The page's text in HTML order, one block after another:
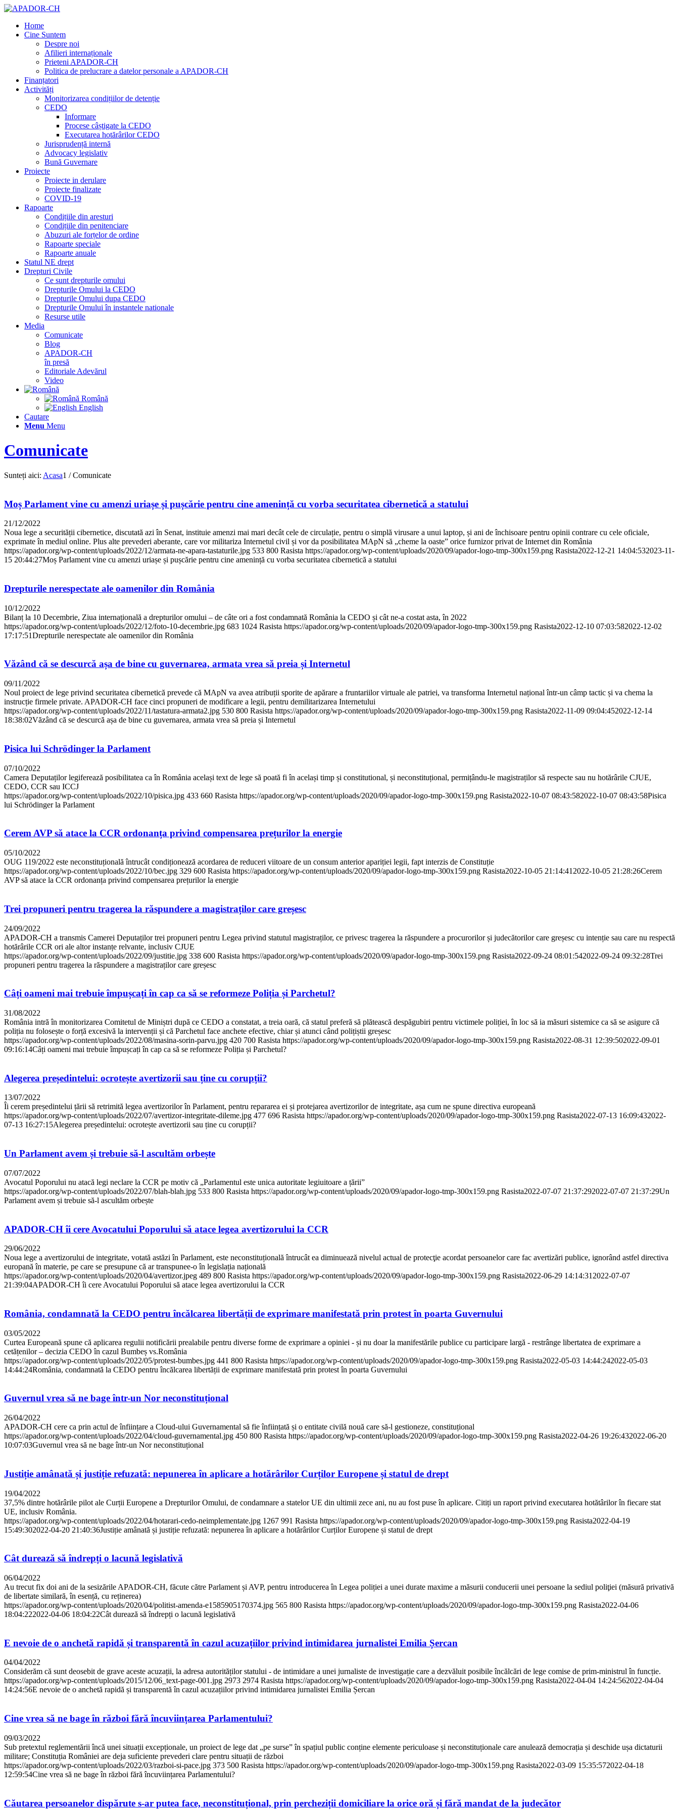
Home
Cine Suntem
Despre noi
Afilieri internaționale
Prieteni APADOR-CH
Politica de prelucrare a datelor personale a APADOR-CH
Finanțatori
Activități
Monitorizarea condițiilor de detenție
CEDO
Informare
Procese câștigate la CEDO
Executarea hotărârilor CEDO
Jurisprudență internă
Advocacy legislativ
Bună Guvernare
Proiecte
Proiecte in derulare
Proiecte finalizate
COVID-19
Rapoarte
Condițiile din aresturi
Condițiile din penitenciare
Abuzuri ale forțelor de ordine
Rapoarte speciale
Rapoarte anuale
Statul NE drept
Drepturi Civile
Ce sunt drepturile omului
Drepturile Omului la CEDO
Drepturile Omului dupa CEDO
Drepturile Omului în instantele nationale
Resurse utile
Media
Comunicate
Blog
APADOR-CH
în presă
Editoriale Adevărul
Video
Română
English
Cautare
Menu Menu
Comunicate
Sunteți aici: Acasa1 / Comunicate
Moș Parlament vine cu amenzi uriașe și pușcărie pentru cine amenință cu vorba securitatea cibernetică a statului
21/12/2022
Noua lege a securității cibernetice, discutată azi în Senat, instituie amenzi mai mari decât cele de circulație, pentru o simplă virusare a unui laptop, și ani de închisoare pentru opinii contrare cu cele oficiale,
exprimate în mediul online. Plus alte prevederi aberante, care vor militariza Internetul civil și vor da posibilitatea MApN să „cheme la oaste” orice furnizor privat de Internet din România
https://apador.org/wp-content/uploads/2022/12/armata-ne-apara-tastaturile.jpg 533 800 Rasista https://apador.org/wp-content/uploads/2020/09/apador-logo-tmp-300x159.png Rasista2022-12-21 14:04:532023-11-
15 20:44:27Moș Parlament vine cu amenzi uriașe și pușcărie pentru cine amenință cu vorba securitatea cibernetică a statului
Drepturile nerespectate ale oamenilor din România
10/12/2022
Bilanț la 10 Decembrie, Ziua internațională a drepturilor omului – de câte ori a fost condamnată România la CEDO și cât ne-a costat asta, în 2022
https://apador.org/wp-content/uploads/2022/12/foto-10-decembrie.jpg 683 1024 Rasista https://apador.org/wp-content/uploads/2020/09/apador-logo-tmp-300x159.png Rasista2022-12-10 07:03:582022-12-02
17:17:51Drepturile nerespectate ale oamenilor din România
Văzând că se descurcă așa de bine cu guvernarea, armata vrea să preia și Internetul
09/11/2022
Noul proiect de lege privind securitatea cibernetică prevede că MApN va avea atribuții sporite de apărare a fruntariilor virtuale ale patriei, va transforma Internetul național într-un câmp tactic și va chema la
instrucție firmele private. APADOR-CH face cinci propuneri de modificare a legii, pentru demilitarizarea Internetului
https://apador.org/wp-content/uploads/2022/11/tastatura-armata2.jpg 530 800 Rasista https://apador.org/wp-content/uploads/2020/09/apador-logo-tmp-300x159.png Rasista2022-11-09 09:04:452022-12-14
18:38:02Văzând că se descurcă așa de bine cu guvernarea, armata vrea să preia și Internetul
Pisica lui Schrödinger la Parlament
07/10/2022
Camera Deputaților legiferează posibilitatea ca în România același text de lege să poată fi în același timp și constitutional, și neconstituțional, permițându-le magistraților să respecte sau nu hotărârile CJUE,
CEDO, CCR sau ICCJ
https://apador.org/wp-content/uploads/2022/10/pisica.jpg 433 660 Rasista https://apador.org/wp-content/uploads/2020/09/apador-logo-tmp-300x159.png Rasista2022-10-07 08:43:582022-10-07 08:43:58Pisica
lui Schrödinger la Parlament
Cerem AVP să atace la CCR ordonanța privind compensarea prețurilor la energie
05/10/2022
OUG 119/2022 este neconstituțională întrucât condiționează acordarea de reduceri viitoare de un consum anterior apariției legii, fapt interzis de Constituție
https://apador.org/wp-content/uploads/2022/10/bec.jpg 329 600 Rasista https://apador.org/wp-content/uploads/2020/09/apador-logo-tmp-300x159.png Rasista2022-10-05 21:14:41 2022-10-05 21:28:26Cerem
AVP să atace la CCR ordonanța privind compensarea prețurilor la energie
Trei propuneri pentru tragerea la răspundere a magistraților care greșesc
24/09/2022
APADOR-CH a transmis Camerei Deputaților trei propuneri pentru Legea privind statutul magistraților, ce privesc tragerea la răspundere a procurorilor și judecătorilor care greșesc cu intenție sau care nu respectă
hotărârile CCR ori ale altor instanțe relvante, inclusiv CJUE
https://apador.org/wp-content/uploads/2022/09/justitie.jpg 338 600 Rasista https://apador.org/wp-content/uploads/2020/09/apador-logo-tmp-300x159.png Rasista2022-09-24 08:01:542022-09-24 09:32:28Trei
propuneri pentru tragerea la răspundere a magistraților care greșesc
Câți oameni mai trebuie împușcați în cap ca să se reformeze Poliția și Parchetul?
31/08/2022
România intră în monitorizarea Comitetul de Miniștri după ce CEDO a constatat, a treia oară, că statul preferă să plătească despăgubiri pentru victimele poliției, în loc să ia măsuri sistemice ca să se asigure că
poliția nu folosește o forță excesivă la intervenții și că Parchetul face anchete efective, chiar și atunci când polițiștii greșesc
https://apador.org/wp-content/uploads/2022/08/masina-sorin-parvu.jpg 420 700 Rasista https://apador.org/wp-content/uploads/2020/09/apador-logo-tmp-300x159.png Rasista2022-08-31 12:39:502022-09-01
09:16:14Câți oameni mai trebuie împușcați în cap ca să se reformeze Poliția și Parchetul?
Alegerea președintelui: ocrotește avertizorii sau ține cu corupții?
13/07/2022
Îi cerem președintelui țării să retrimită legea avertizorilor în Parlament, pentru repararea ei și protejarea avertizorilor de integritate, așa cum ne spune directiva europeană
https://apador.org/wp-content/uploads/2022/07/avertizor-integritate-dileme.jpg 477 696 Rasista https://apador.org/wp-content/uploads/2020/09/apador-logo-tmp-300x159.png Rasista2022-07-13 16:09:432022-
07-13 16:27:15Alegerea președintelui: ocrotește avertizorii sau ține cu corupții?
Un Parlament avem și trebuie să-l ascultăm orbește
07/07/2022
Avocatul Poporului nu atacă legi neclare la CCR pe motiv că „Parlamentul este unica autoritate legiuitoare a țării”
https://apador.org/wp-content/uploads/2022/07/blah-blah.jpg 533 800 Rasista https://apador.org/wp-content/uploads/2020/09/apador-logo-tmp-300x159.png Rasista2022-07-07 21:37:292022-07-07 21:37:29Un
Parlament avem și trebuie să-l ascultăm orbește
APADOR-CH îi cere Avocatului Poporului să atace legea avertizorului la CCR
29/06/2022
Noua lege a avertizorului de integritate, votată astăzi în Parlament, este neconstituțională întrucât ea diminuează nivelul actual de protecţie acordat persoanelor care fac avertizări publice, ignorând astfel directiva
europană în materie, pe care se presupune că ar transpunee-o în legislația națională
https://apador.org/wp-content/uploads/2020/04/avertizor.jpeg 489 800 Rasista https://apador.org/wp-content/uploads/2020/09/apador-logo-tmp-300x159.png Rasista2022-06-29 14:14:31 2022-07-07
21:39:04APADOR-CH îi cere Avocatului Poporului să atace legea avertizorului la CCR
România, condamnată la CEDO pentru încălcarea libertății de exprimare manifestată prin protest în poarta Guvernului
03/05/2022
Curtea Europeană spune că aplicarea regulii notificării prealabile pentru diverse forme de exprimare a opiniei - și nu doar la manifestările publice cu participare largă - restrânge libertatea de exprimare a
cetățenilor – decizia CEDO în cazul Bumbeș vs.România
https://apador.org/wp-content/uploads/2022/05/protest-bumbes.jpg 441 800 Rasista https://apador.org/wp-content/uploads/2020/09/apador-logo-tmp-300x159.png Rasista2022-05-03 14:44:242022-05-03
14:44:24România, condamnată la CEDO pentru încălcarea libertății de exprimare manifestată prin protest în poarta Guvernului
Guvernul vrea să ne bage într-un Nor neconstituțional
26/04/2022
APADOR-CH cere ca prin actul de înființare a Cloud-ului Guvernamental să fie înființată și o entitate civilă nouă care să-l gestioneze, constituțional
https://apador.org/wp-content/uploads/2022/04/cloud-guvernamental.jpg 450 800 Rasista https://apador.org/wp-content/uploads/2020/09/apador-logo-tmp-300x159.png Rasista2022-04-26 19:26:432022-06-20
10:07:03Guvernul vrea să ne bage într-un Nor neconstituțional
Justiție amânată și justiție refuzată: nepunerea în aplicare a hotărârilor Curților Europene și statul de drept
19/04/2022
37,5% dintre hotărârile pilot ale Curții Europene a Drepturilor Omului, de condamnare a statelor UE din ultimii zece ani, nu au fost puse în aplicare. Citiți un raport privind executarea hotătârilor în fiecare stat
UE, inclusiv România.
https://apador.org/wp-content/uploads/2022/04/hotarari-cedo-neimplementate.jpg 1267 991 Rasista https://apador.org/wp-content/uploads/2020/09/apador-logo-tmp-300x159.png Rasista2022-04-19
15:49:302022-04-20 21:40:36Justiție amânată și justiție refuzată: nepunerea în aplicare a hotărârilor Curților Europene și statul de drept
Cât durează să îndrepți o lacună legislativă
06/04/2022
Au trecut fix doi ani de la sesizările APADOR-CH, făcute către Parlament și AVP, pentru introducerea în Legea poliției a unei durate maxime a măsurii conducerii unei persoane la sediul poliţiei (măsură privativă
de libertate similară, în esență, cu reținerea)
https://apador.org/wp-content/uploads/2020/04/politist-amenda-e1585905170374.jpg 565 800 Rasista https://apador.org/wp-content/uploads/2020/09/apador-logo-tmp-300x159.png Rasista2022-04-06
18:04:222022-04-06 18:04:22Cât durează să îndrepți o lacună legislativă
E nevoie de o anchetă rapidă și transparentă în cazul acuzațiilor privind intimidarea jurnalistei Emilia Șercan
04/04/2022
Considerăm că sunt deosebit de grave aceste acuzații, la adresa autorităților statului - de intimidare a unei jurnaliste de investigație care a dezvăluit posibile încălcări de lege comise de prim-ministrul în funcție.
https://apador.org/wp-content/uploads/2015/12/06_text-page-001.jpg 2973 2974 Rasista https://apador.org/wp-content/uploads/2020/09/apador-logo-tmp-300x159.png Rasista2022-04-04 14:24:562022-04-04
14:24:56E nevoie de o anchetă rapidă și transparentă în cazul acuzațiilor privind intimidarea jurnalistei Emilia Șercan
Cine vrea să ne bage în război fără încuviințarea Parlamentului?
09/03/2022
Sub pretextul reglementării încă unei situații excepționale, un proiect de lege dat „pe surse” în spațiul public conține elemente periculoase și neconstituționale care anulează democrația și deschide ușa dictaturii
militare; Constituția României are deja suficiente prevederi clare pentru situații de război
https://apador.org/wp-content/uploads/2022/03/razboi-si-pace.jpg 373 500 Rasista https://apador.org/wp-content/uploads/2020/09/apador-logo-tmp-300x159.png Rasista2022-03-09 15:35:572022-04-18
12:59:54Cine vrea să ne bage în război fără încuviințarea Parlamentului?
Căutarea persoanelor dispărute s-ar putea face, neconstituțional, prin percheziții domiciliare la orice oră și fără mandat de la judecător